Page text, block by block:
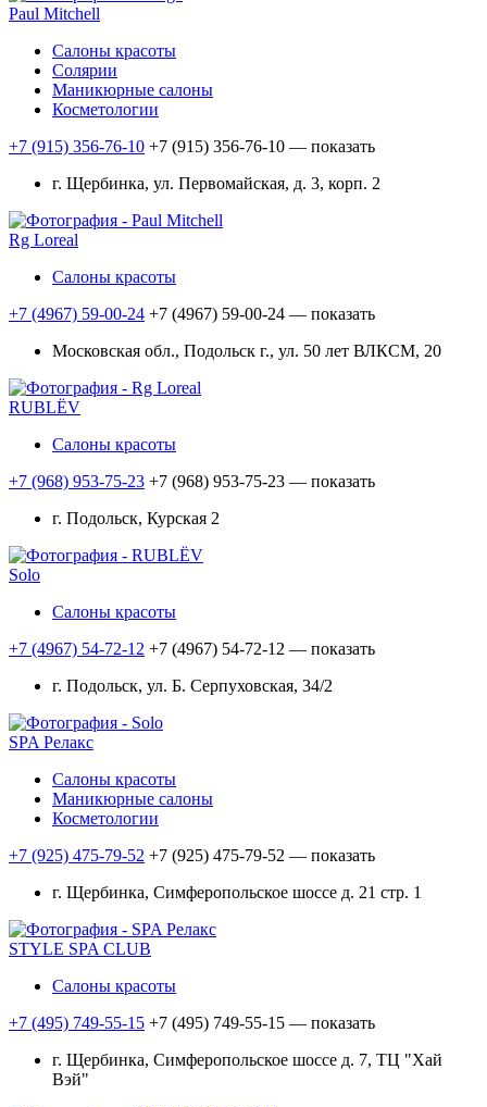
Paul Mitchell
Салоны красоты
Солярии
Маникюрные салоны
Косметологии
+7 (915) 356-76-10 +7 (915) 356-76-10 — показать
г. Щербинка, ул. Первомайская, д. 3, корп. 2
Rg Loreal
Салоны красоты
+7 (4967) 59-00-24 +7 (4967) 59-00-24 — показать
Московская обл., Подольск г., ул. 50 лет ВЛКСМ, 20
RUBLЁV
Салоны красоты
+7 (968) 953-75-23 +7 (968) 953-75-23 — показать
г. Подольск, Курская 2
Solo
Салоны красоты
+7 (4967) 54-72-12 +7 (4967) 54-72-12 — показать
г. Подольск, ул. Б. Серпуховская, 34/2
SPA Релакс
Салоны красоты
Маникюрные салоны
Косметологии
+7 (925) 475-79-52 +7 (925) 475-79-52 — показать
г. Щербинка, Симферопольское шоссе д. 21 стр. 1
STYLE SPA CLUB
Салоны красоты
+7 (495) 749-55-15 +7 (495) 749-55-15 — показать
г. Щербинка, Симферопольское шоссе д. 7, ТЦ "Хай
Вэй"